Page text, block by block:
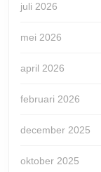
juli 2026
mei 2026
april 2026
februari 2026
december 2025
oktober 2025